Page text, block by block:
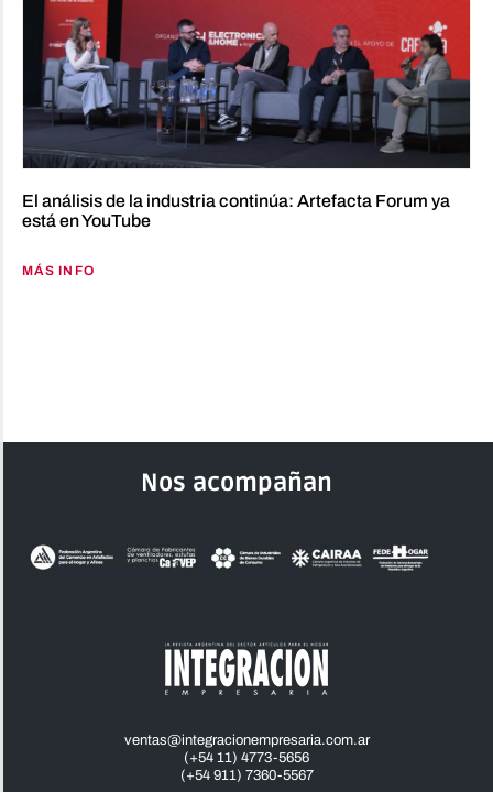
El análisis de la industria continúa: Artefacta Forum ya
está en YouTube
MÁS INFO
Nos acompañan
ventas@integracionempresaria.com.ar
(+54 11) 4773-5656
(+54 911) 7360-5567